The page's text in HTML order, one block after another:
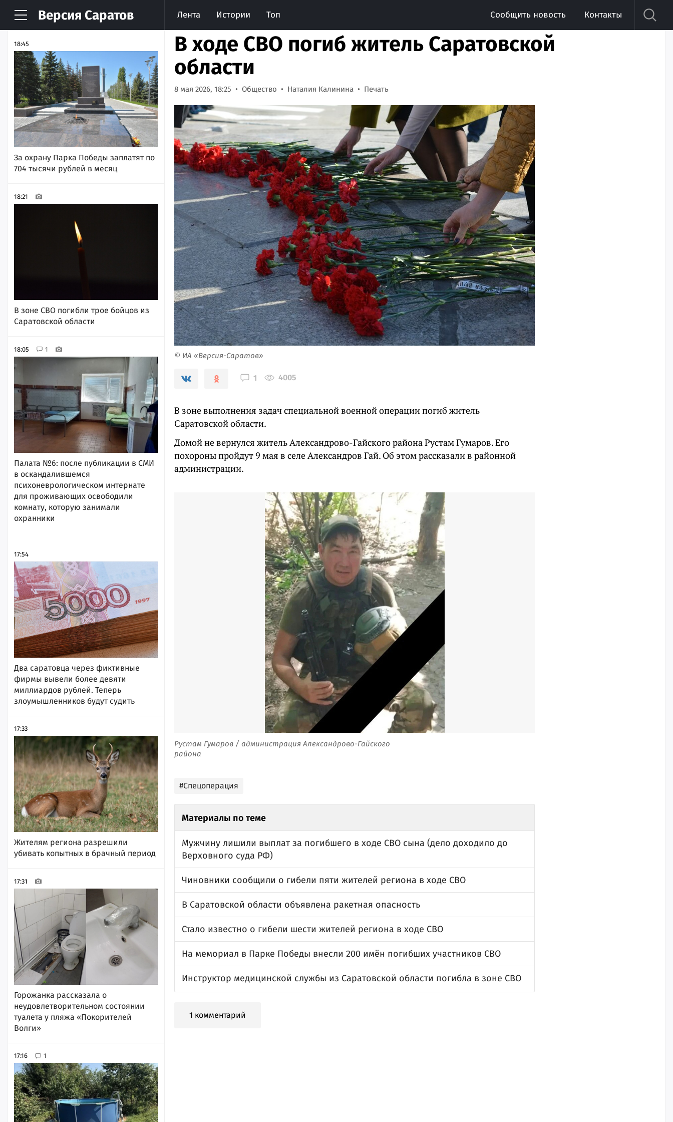
Версия Саратов Лента Истории Топ Сообщить новость Контакты
НОВОСТИ АРХИВ
18:45
За охрану Парка Победы заплатят по
704 тысячи рублей в месяц
18:21
В зоне СВО погибли трое бойцов из
Саратовской области
18:05 1
Палата №6: после публикации в СМИ
в оскандалившемся
психоневрологическом интернате
для проживающих освободили
комнату, которую занимали
охранники
17:54
Два саратовца через фиктивные
фирмы вывели более девяти
миллиардов рублей. Теперь
злоумышленников будут судить
17:33
Жителям региона разрешили
убивать копытных в брачный период
17:31
Горожанка рассказала о
неудовлетворительном состоянии
туалета у пляжа «Покорителей
Волги»
17:16 1
В ходе СВО погиб житель Саратовской
области
8 мая 2026, 18:25 Общество Наталия Калинина Печать
© ИА «Версия-Саратов»
1 4005
В зоне выполнения задач специальной военной операции погиб житель
Саратовской области.
Домой не вернулся житель Александрово-Гайского района Рустам Гумаров. Его
похороны пройдут 9 мая в селе Александров Гай. Об этом рассказали в районной
администрации.
Рустам Гумаров / администрация Александрово-Гайского
района
#Спецоперация
Материалы по теме
Мужчину лишили выплат за погибшего в ходе СВО сына (дело доходило до
Верховного суда РФ)
Чиновники сообщили о гибели пяти жителей региона в ходе СВО
В Саратовской области объявлена ракетная опасность
Стало известно о гибели шести жителей региона в ходе СВО
На мемориал в Парке Победы внесли 200 имён погибших участников СВО
Инструктор медицинской службы из Саратовской области погибла в зоне СВО
1 комментарий